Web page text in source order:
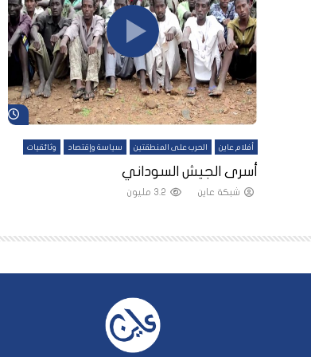
شاهد لاحقاً
أفلام عاين الحرب على المنطقتين سياسة وإقتصاد وثائقيات
أسرى الجيش السوداني
شبكة عاين 3.2 مليون